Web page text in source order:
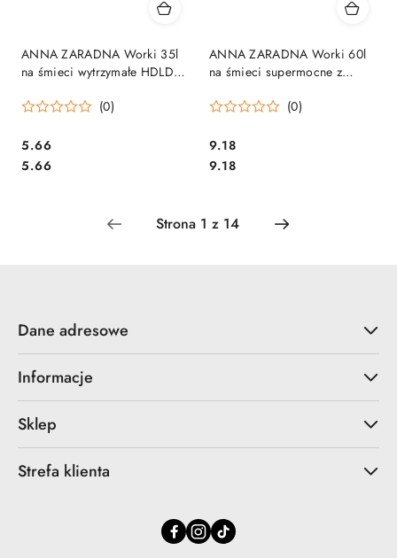
ANNA ZARADNA Worki 35l
na śmieci wytrzymałe HDLD
(0)
Cena:
5.66
Cena:
5.66
ANNA ZARADNA Worki 60l
na śmieci supermocne z
segregacji papier 36363
(0)
Cena:
9.18
Cena:
9.18
Dane adresowe
Informacje
Sklep
Strefa klienta